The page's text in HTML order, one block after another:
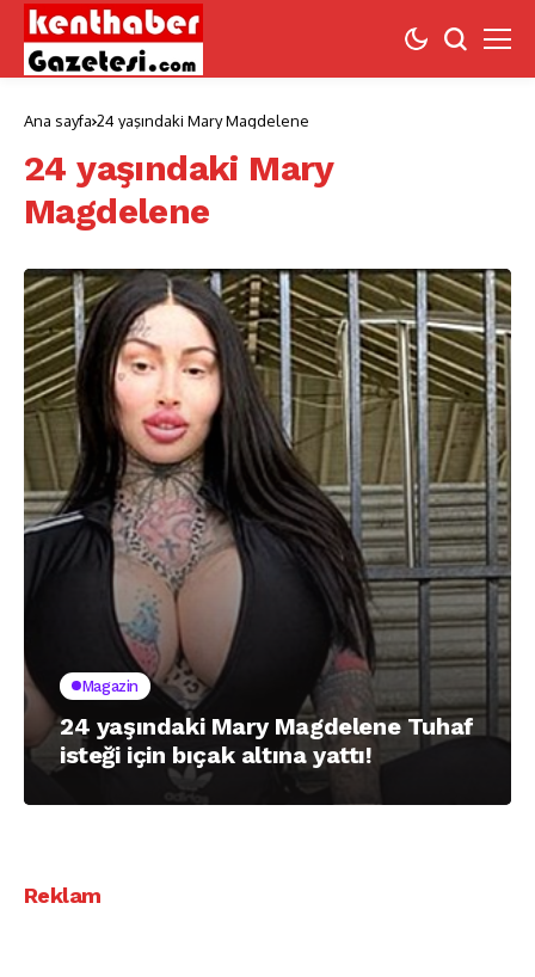
Ana sayfa 24 yaşındaki Mary Magdelene
24 yaşındaki Mary
Magdelene
Magazin
24 yaşındaki Mary Magdelene Tuhaf
isteği için bıçak altına yattı!
Reklam